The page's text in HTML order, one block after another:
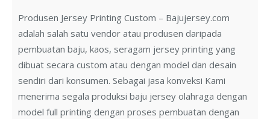
Produsen Jersey Printing Custom – Bajujersey.com
adalah salah satu vendor atau produsen daripada
pembuatan baju, kaos, seragam jersey printing yang
dibuat secara custom atau dengan model dan desain
sendiri dari konsumen. Sebagai jasa konveksi Kami
menerima segala produksi baju jersey olahraga dengan
model full printing dengan proses pembuatan dengan